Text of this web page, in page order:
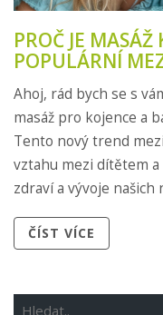
PROČ JE
POPULÁRNÍ
Ahoj, rád bych se s
masáž pro kojence a
Tento nový trend
vztahu mezi dítětem
zdraví a vývoje našich
tak populární.
ČÍST VÍCE